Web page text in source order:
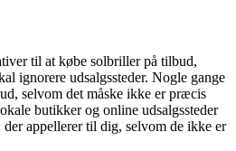
til at købe solbriller på tilbud,
ignorere udsalgssteder. Nogle gange
selvom det måske ikke er præcis
butikker og online udsalgssteder
appellerer til dig, selvom de ikke er